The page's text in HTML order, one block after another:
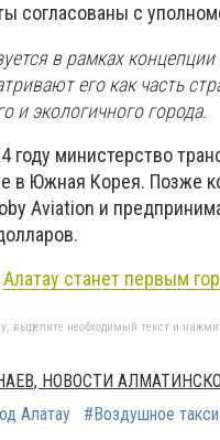
согласованы с
в рамках
его как часть
и экологичного города.
году министерство
в Южная Корея. Позже
Aviation и
Алатау станет первым
выделите необходимый текст и
НОВОСТИ
Алатау #Воздушное такси